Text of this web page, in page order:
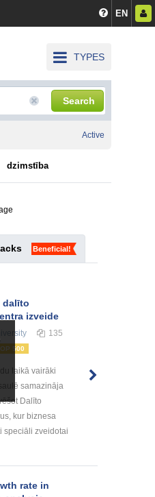
EN
TYPES
Search
dzimstība
Beneficial!
dalītо
izveide
135
500
laikā vairāki
samazināja
Dalīto
kur biznesa
speciāli zveidotai
rate in
Active